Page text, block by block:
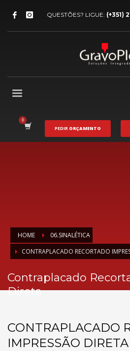
QUESTÕES? LIGUE: (+351)
PEDIR ORÇAMENTO
HOME
06.SINALÉTICA
CONTRAPLACADO RECORTADO
Contraplacado
Direta
CONTRAPLACADO
IMPRESSÃO DIRETA